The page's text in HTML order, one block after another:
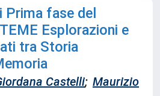
fase del
Esplorazioni e
tra Storia
Castelli; Maurizio